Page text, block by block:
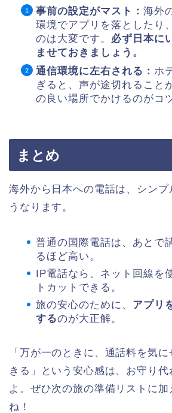
事前の設定がマスト： 海外
環境でアプリを落としたり
のは大変です。 必ず日本に
ませておきましょう。
通信環境に左右される： ホ
ぎると、声が途切れること
の良い場所でかけるのがコ
まとめ
海外から日本への電話は、シンプ
うなります。
普通の国際電話は、あとで
るほど高い。
IP電話なら、ネット回線を
トカットできる。
旅の安心のために、 アプリ
するのが大正解。
「万が一のときに、通話料を気
きる」という安心感は、お守り
よ。ぜひ次の旅の準備リストに
ね！